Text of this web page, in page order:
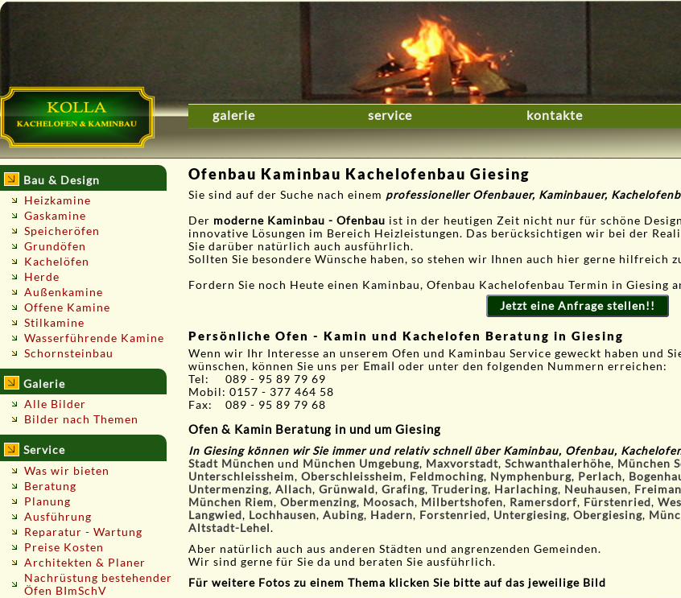
galerie service kontakte
Bau & Design
Heizkamine
Gaskamine
Speicheröfen
Grundöfen
Kachelöfen
Herde
Außenkamine
Offene Kamine
Stilkamine
Wasserführende Kamine
Schornsteinbau
Galerie
Alle Bilder
Bilder nach Themen
Service
Was wir bieten
Beratung
Planung
Ausführung
Reparatur - Wartung
Preise Kosten
Architekten & Planer
Nachrüstung bestehender
Öfen BImSchV
Ofenbau Kaminbau Kachelofenbau Giesing
Sie sind auf der Suche nach einem professioneller Ofenbauer, Kaminbauer,
Der moderne Kaminbau - Ofenbau ist in der heutigen Zeit nicht nur für schöne
innovative Lösungen im Bereich Heizleistungen. Das berücksichtigen wir bei der
Sie darüber natürlich auch ausführlich.
Sollten Sie besondere Wünsche haben, so stehen wir Ihnen auch hier gerne hilfreich
Fordern Sie noch Heute einen Kaminbau, Ofenbau Kachelofenbau Termin in Giesing
Jetzt eine Anfrage stellen!!
Persönliche Ofen - Kamin und Kachelofen Beratung in Giesing
Wenn wir Ihr Interesse an unserem Ofen und Kaminbau Service geweckt haben und
wünschen, können Sie uns per Email oder unter den folgenden Nummern erreichen:
Tel: 089 - 95 89 79 69
Mobil: 0157 - 377 464 58
Fax: 089 - 95 89 79 68
Ofen & Kamin Beratung in und um Giesing
In Giesing können wir Sie immer und relativ schnell über Kaminbau, Ofenbau,
Stadt München und München Umgebung, Maxvorstadt, Schwanthalerhöhe, München
Unterschleissheim, Oberschleissheim, Feldmoching, Nymphenburg, Perlach,
Untermenzing, Allach, Grünwald, Grafing, Trudering, Harlaching, Neuhausen,
München Riem, Obermenzing, Moosach, Milbertshofen, Ramersdorf, Fürstenried,
Langwied, Lochhausen, Aubing, Hadern, Forstenried, Untergiesing, Obergiesing,
Altstadt-Lehel.
Aber natürlich auch aus anderen Städten und angrenzenden Gemeinden.
Wir sind gerne für Sie da und beraten Sie ausführlich.
Für weitere Fotos zu einem Thema klicken Sie bitte auf das jeweilige Bild